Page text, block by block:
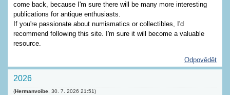
come back, because I'm sure there will be many more interesting
publications for antique enthusiasts.
If you're passionate about numismatics or collectibles, I'd
recommend following this site. I'm sure it will become a valuable
resource.
Odpovědět
2026
(Hermanvoibe 30. 7. 2026 21:51)